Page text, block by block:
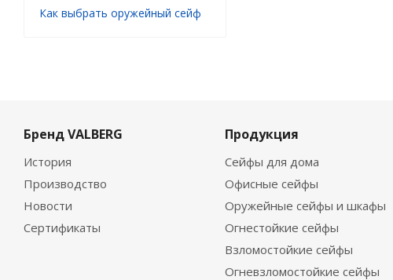
Как выбрать оружейный сейф
Бренд VALBERG
История
Производство
Новости
Сертификаты
Продукция
Сейфы для дома
Офисные сейфы
Оружейные сейфы и шкафы
Огнестойкие сейфы
Взломостойкие сейфы
Огневзломостойкие сейфы